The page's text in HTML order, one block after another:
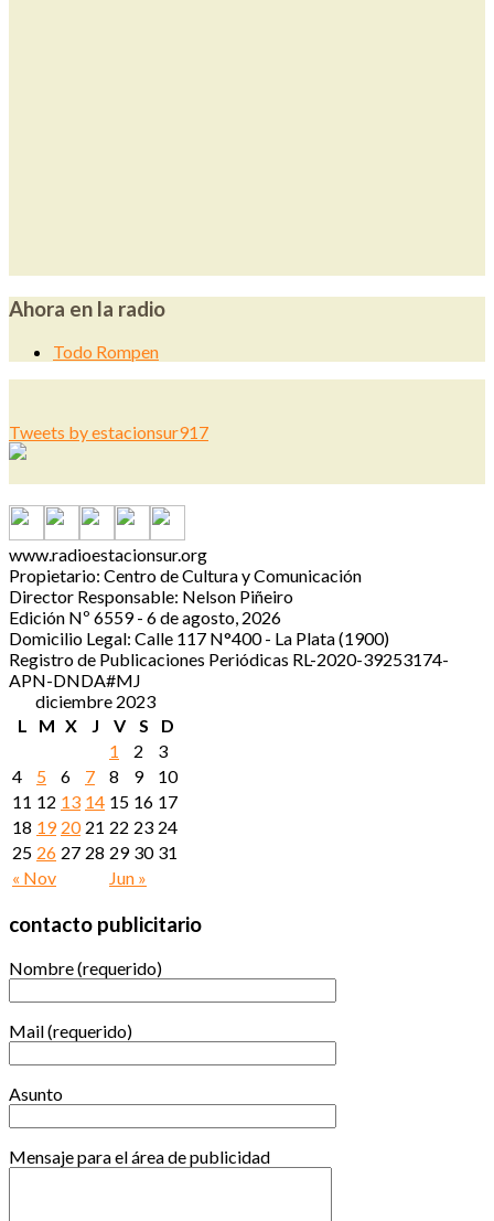
Ahora en la radio
Todo Rompen
Tweets by estacionsur917
www.radioestacionsur.org
Propietario: Centro de Cultura y Comunicación
Director Responsable: Nelson Piñeiro
Edición Nº 6559 - 6 de agosto, 2026
Domicilio Legal: Calle 117 N°400 - La Plata (1900)
Registro de Publicaciones Periódicas RL-2020-39253174-
APN-DNDA#MJ
diciembre 2023
L
M X J V S D
« Nov Jun »
1 2
3
4
5 6 7 8 9
10
11 12 13 14 15 16 17
18 19 20 21 22 23 24
25 26 27 28 29 30 31
contacto publicitario
Nombre (requerido)
Mail (requerido)
Asunto
Mensaje para el área de publicidad